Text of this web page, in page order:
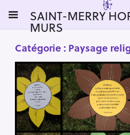
i
SAINT-MERRY
MURS
Catégorie : Paysage